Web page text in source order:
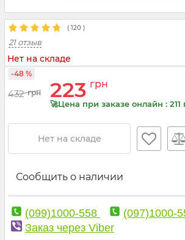
( 120 )
21 отзыв
Нет на складе
432 грн 223 грн
🚀Цена при заказе онлайн : 211
-48 %
Нет на складе
Сообщить о наличии
(099)1000-558
(097)1000-
Заказ через Viber